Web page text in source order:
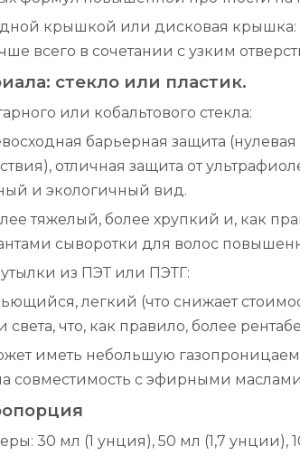
крышкой или дисковая крышка:
всего в сочетании с узким
стекло или пластик.
или кобальтового стекла:
барьерная защита
отличная защита от
и экологичный вид.
тяжелый, более хрупкий и, как
сыворотки для волос
из ПЭТ или ПЭТГ:
легкий (что снижает
света, что, как правило, более
иметь небольшую
совместимость с эфирными
30 мл (1 унция), 50 мл (1,7